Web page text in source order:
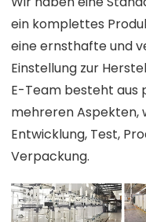
ein komplettes
eine ernsthafte und
Einstellung zur
E-Team besteht aus
mehreren Aspekten,
Entwicklung, Test,
Verpackung.